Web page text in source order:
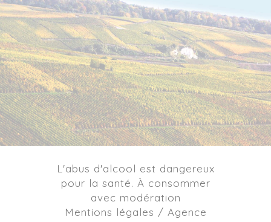
L'abus d'alcool est dangereux
pour la santé. À consommer
avec modération
Mentions légales / Agence